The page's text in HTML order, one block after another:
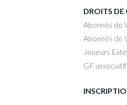
DROITS
Abonnés de
Abonnés de
Joueurs
GF